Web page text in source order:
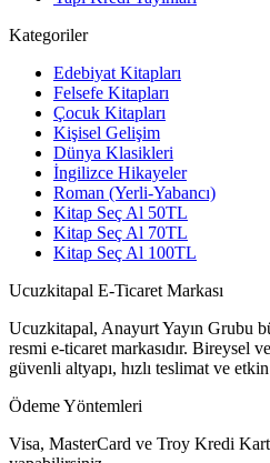
Kategoriler
Edebiyat Kitapları
Felsefe Kitapları
Çocuk Kitapları
Kişisel Gelişim
Dünya Klasikleri
İngilizce Hikayeler
Roman (Yerli-Yabancı)
Kitap Seç Al 50TL
Kitap Seç Al 70TL
Kitap Seç Al 100TL
Ucuzkitapal E-Ticaret Markası
Ucuzkitapal, Anayurt Yayın Grubu
resmi e-ticaret markasıdır. Bireysel ve
güvenli altyapı, hızlı teslimat ve
Ödeme Yöntemleri
Visa, MasterCard ve Troy Kredi